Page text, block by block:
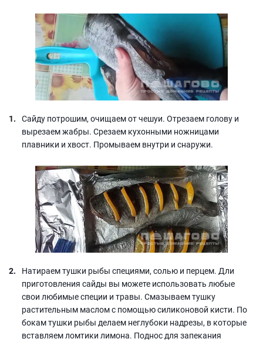
Сайду потрошим, очищаем от чешуи. Отрезаем голову и
вырезаем жабры. Срезаем кухонными ножницами
плавники и хвост. Промываем внутри и снаружи.
Натираем тушки рыбы специями, солью и перцем. Дли
приготовления сайды вы можете использовать любые
свои любимые специи и травы. Смазываем тушку
растительным маслом с помощью силиконовой кисти. По
бокам тушки рыбы делаем неглубоки надрезы, в которые
вставляем ломтики лимона. Поднос для запекания